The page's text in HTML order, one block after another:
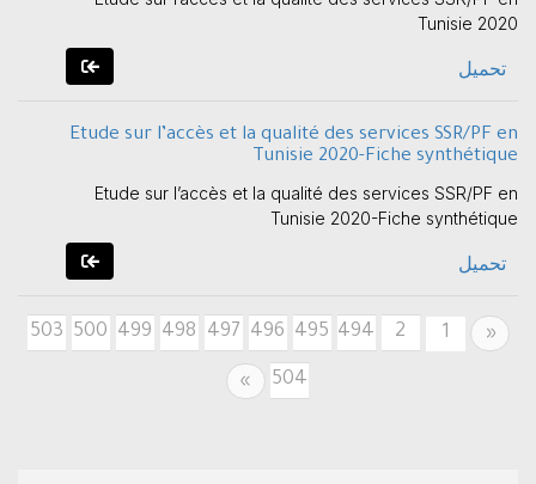
Tunisie 2020
تحميل
Etude sur l’accès et la qualité des services SSR/PF en
Tunisie 2020-Fiche synthétique
Etude sur l’accès et la qualité des services SSR/PF en
Tunisie 2020-Fiche synthétique
تحميل
«
Previous
1
2
494
495
496
497
498
499
500
503
504
»
Next